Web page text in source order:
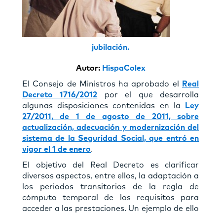
jubilación.
Autor:HispaColex
El Consejo de Ministros ha aprobado el
Real
Decreto 1716/2012 por el que desarrolla
algunas disposiciones contenidas en la
Ley
27/2011, de 1 de agosto de 2011, sobre
actualización, adecuación y modernización del
sistema de la Seguridad Social, que entró en
vigor el 1 de enero.
El objetivo del Real Decreto es clarificar
diversos aspectos, entre ellos, la adaptación a
los periodos transitorios de la regla de
cómputo temporal de los requisitos para
acceder a las prestaciones. Un ejemplo de ello